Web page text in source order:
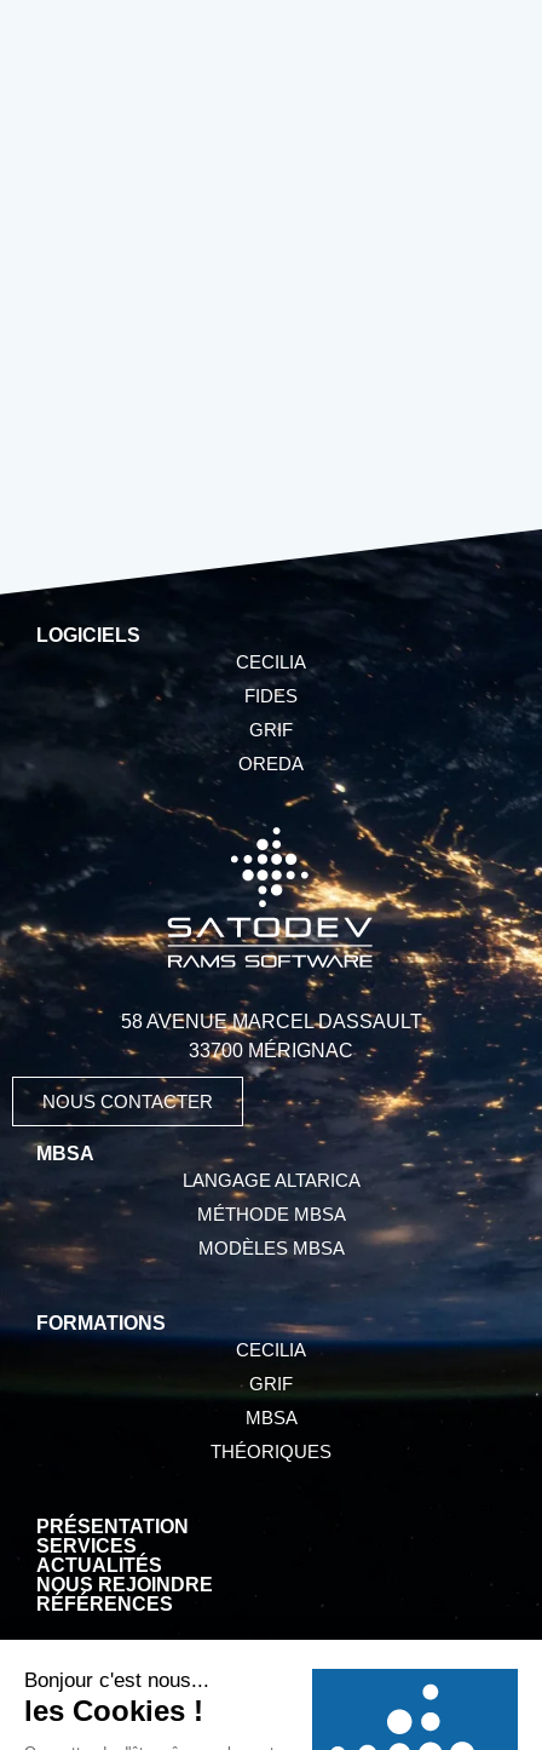
LOGICIELS
CECILIA
FIDES
GRIF
OREDA
MBSA
LANGAGE ALTARICA
MÉTHODE MBSA
MODÈLES MBSA
58 AVENUE MARCEL DASSAULT
33700 MÉRIGNAC
NOUS CONTACTER
FORMATIONS
CECILIA
GRIF
MBSA
THÉORIQUES
PRÉSENTATION
SERVICES
ACTUALITÉS
NOUS REJOINDRE
RÉFÉRENCES